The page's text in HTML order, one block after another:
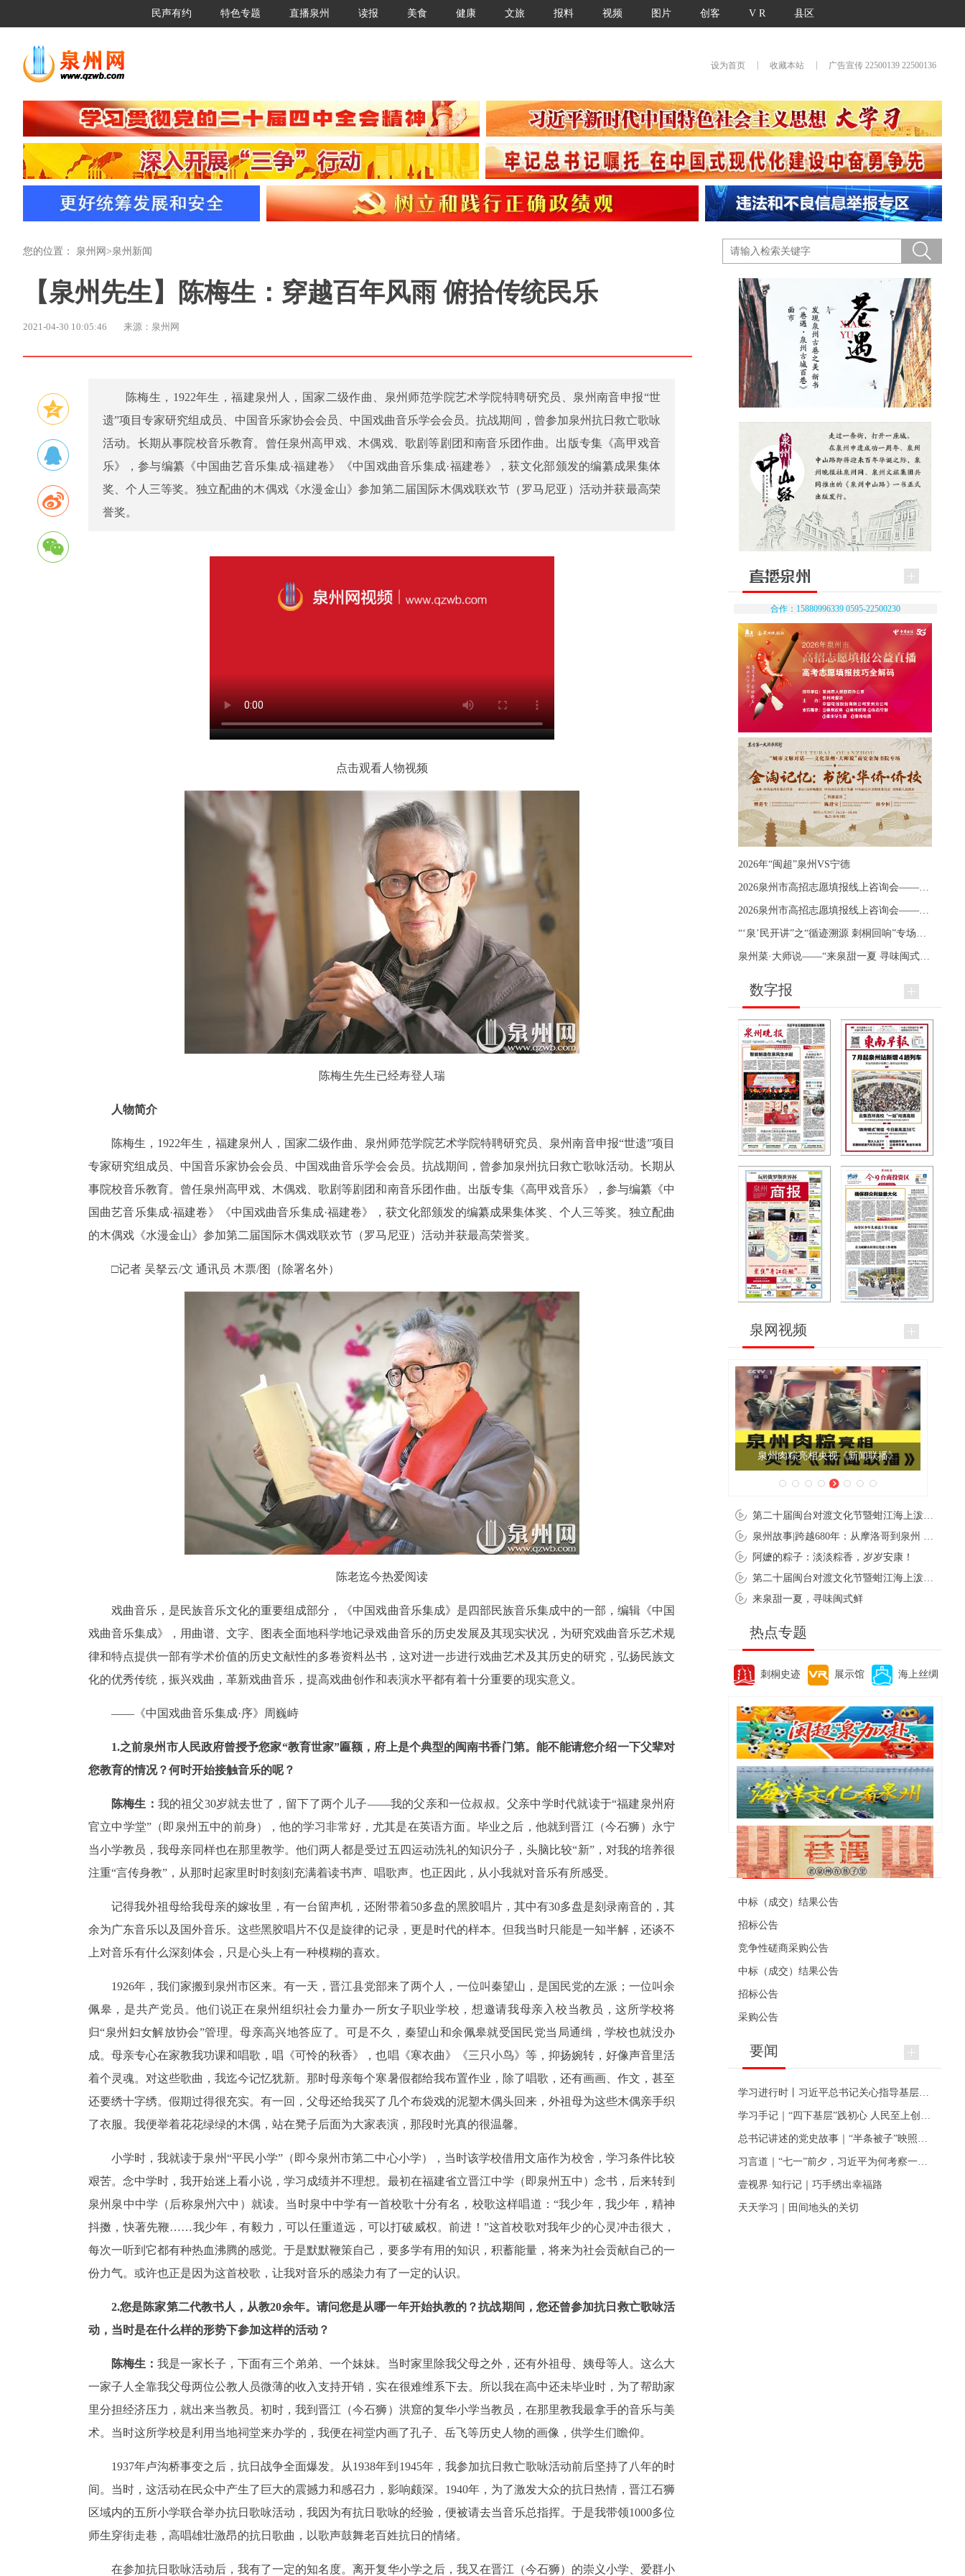
民声有约 特色专题 直播泉州 读报 美食 健康 文旅 报料 视频 图片 创客 V R 县区
设为首页 收藏本站 广告宣传 22500139 22500136
您的位置： 泉州网 >泉州新闻
【泉州先生】陈梅生：穿越百年风雨 俯拾传统民乐
2021-04-30 10:05:46 来源：泉州网
陈梅生，1922年生，福建泉州人，国家二级作曲、泉州师范学院艺术学院特聘研究员、泉州南音申报“世
遗”项目专家研究组成员、中国音乐家协会会员、中国戏曲音乐学会会员。抗战期间，曾参加泉州抗日救亡歌咏
活动。长期从事院校音乐教育。曾任泉州高甲戏、木偶戏、歌剧等剧团和南音乐团作曲。出版专集《高甲戏音
乐》，参与编纂《中国曲艺音乐集成·福建卷》《中国戏曲音乐集成·福建卷》，获文化部颁发的编纂成果集体
奖、个人三等奖。独立配曲的木偶戏《水漫金山》参加第二届国际木偶戏联欢节（罗马尼亚）活动并获最高荣
誉奖。
点击观看人物视频
陈梅生先生已经寿登人瑞
人物简介
陈梅生，1922年生，福建泉州人，国家二级作曲、泉州师范学院艺术学院特聘研究员、泉州南音申报“世遗”项目
专家研究组成员、中国音乐家协会会员、中国戏曲音乐学会会员。抗战期间，曾参加泉州抗日救亡歌咏活动。长期从
事院校音乐教育。曾任泉州高甲戏、木偶戏、歌剧等剧团和南音乐团作曲。出版专集《高甲戏音乐》，参与编纂《中
国曲艺音乐集成·福建卷》《中国戏曲音乐集成·福建卷》，获文化部颁发的编纂成果集体奖、个人三等奖。独立配曲
的木偶戏《水漫金山》参加第二届国际木偶戏联欢节（罗马尼亚）活动并获最高荣誉奖。
□记者 吴拏云/文 通讯员 木票/图（除署名外）
陈老迄今热爱阅读
戏曲音乐，是民族音乐文化的重要组成部分，《中国戏曲音乐集成》是四部民族音乐集成中的一部，编辑《中国
戏曲音乐集成》，用曲谱、文字、图表全面地科学地记录戏曲音乐的历史发展及其现实状况，为研究戏曲音乐艺术规
律和特点提供一部有学术价值的历史文献性的多卷资料丛书，这对进一步进行戏曲艺术及其历史的研究，弘扬民族文
化的优秀传统，振兴戏曲，革新戏曲音乐，提高戏曲创作和表演水平都有着十分重要的现实意义。
——《中国戏曲音乐集成·序》周巍峙
1.之前泉州市人民政府曾授予您家“教育世家”匾额，府上是个典型的闽南书香门第。能不能请您介绍一下父辈对
您教育的情况？何时开始接触音乐的呢？
陈梅生： 我的祖父30岁就去世了，留下了两个儿子——我的父亲和一位叔叔。父亲中学时代就读于“福建泉州府
官立中学堂”（即泉州五中的前身），他的学习非常好，尤其是在英语方面。毕业之后，他就到晋江（今石狮）永宁
当小学教员，我母亲同样也在那里教学。他们两人都是受过五四运动洗礼的知识分子，头脑比较“新”，对我的培养很
注重“言传身教”，从那时起家里时时刻刻充满着读书声、唱歌声。也正因此，从小我就对音乐有所感受。
记得我外祖母给我母亲的嫁妆里，有一台留声机，还附带着50多盘的黑胶唱片，其中有30多盘是刻录南音的，其
余为广东音乐以及国外音乐。这些黑胶唱片不仅是旋律的记录，更是时代的样本。但我当时只能是一知半解，还谈不
上对音乐有什么深刻体会，只是心头上有一种模糊的喜欢。
1926年，我们家搬到泉州市区来。有一天，晋江县党部来了两个人，一位叫秦望山，是国民党的左派；一位叫余
佩皋，是共产党员。他们说正在泉州组织社会力量办一所女子职业学校，想邀请我母亲入校当教员，这所学校将
归“泉州妇女解放协会”管理。母亲高兴地答应了。可是不久，秦望山和余佩皋就受国民党当局通缉，学校也就没办
成。母亲专心在家教我功课和唱歌，唱《可怜的秋香》，也唱《寒衣曲》《三只小鸟》等，抑扬婉转，好像声音里活
着个灵魂。对这些歌曲，我迄今记忆犹新。那时母亲每个寒暑假都给我布置作业，除了唱歌，还有画画、作文，甚至
还要绣十字绣。假期过得很充实。有一回，父母还给我买了几个布袋戏的泥塑木偶头回来，外祖母为这些木偶亲手织
了衣服。我便举着花花绿绿的木偶，站在凳子后面为大家表演，那段时光真的很温馨。
小学时，我就读于泉州“平民小学”（即今泉州市第二中心小学），当时该学校借用文庙作为校舍，学习条件比较
艰苦。念中学时，我开始迷上看小说，学习成绩并不理想。最初在福建省立晋江中学（即泉州五中）念书，后来转到
泉州泉中中学（后称泉州六中）就读。当时泉中中学有一首校歌十分有名，校歌这样唱道：“我少年，我少年，精神
抖擞，快著先鞭……我少年，有毅力，可以任重道远，可以打破威权。前进！”这首校歌对我年少的心灵冲击很大，
每次一听到它都有种热血沸腾的感觉。于是默默鞭策自己，要多学有用的知识，积蓄能量，将来为社会贡献自己的一
份力气。或许也正是因为这首校歌，让我对音乐的感染力有了一定的认识。
2.您是陈家第二代教书人，从教20余年。请问您是从哪一年开始执教的？抗战期间，您还曾参加抗日救亡歌咏活
动，当时是在什么样的形势下参加这样的活动？
陈梅生：我是一家长子，下面有三个弟弟、一个妹妹。当时家里除我父母之外，还有外祖母、姨母等人。这么大
一家子人全靠我父母两位公教人员微薄的收入支持开销，实在很难维系下去。所以我在高中还未毕业时，为了帮助家
里分担经济压力，就出来当教员。初时，我到晋江（今石狮）洪窟的复华小学当教员，在那里教我最拿手的音乐与美
术。当时这所学校是利用当地祠堂来办学的，我便在祠堂内画了孔子、岳飞等历史人物的画像，供学生们瞻仰。
1937年卢沟桥事变之后，抗日战争全面爆发。从1938年到1945年，我参加抗日救亡歌咏活动前后坚持了八年的时
间。当时，这活动在民众中产生了巨大的震撼力和感召力，影响颇深。1940年，为了激发大众的抗日热情，晋江石狮
区域内的五所小学联合举办抗日歌咏活动，我因为有抗日歌咏的经验，便被请去当音乐总指挥。于是我带领1000多位
师生穿街走巷，高唱雄壮激昂的抗日歌曲，以歌声鼓舞老百姓抗日的情绪。
在参加抗日歌咏活动后，我有了一定的知名度。离开复华小学之后，我又在晋江（今石狮）的崇义小学、爱群小
合作：15880996339 0595-22500230
2026年“闽超”泉州VS宁德
数字报
泉网视频
泉州肉粽亮相央视《新闻联播》
阿嬷的粽子：淡淡粽香，岁岁安康！
来泉甜一夏，寻味闽式鲜
热点专题
刺桐史迹 展示馆 海上丝绸
便民资讯
中标（成交）结果公告
招标公告
竞争性磋商采购公告
中标（成交）结果公告
招标公告
采购公告
要闻
壹视界·知行记｜巧手绣出幸福路
天天学习｜田间地头的关切